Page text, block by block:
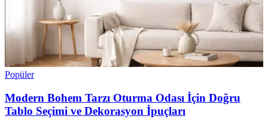
Popüler
Modern Bohem Tarzı Oturma Odası İçin Doğru
Tablo Seçimi ve Dekorasyon İpuçları